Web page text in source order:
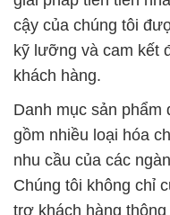
đổi trả linh hoạt,
tác.
Trong lĩnh vực Hóa
tôi tự hào là sự lựa
nghiệp. Sản phẩm
cho quá trình
oxy hóa, đều được
cầu khắt khe nhất